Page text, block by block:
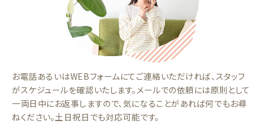
お電話あるいはWEBフォームにてご連絡いただければ、スタッフ
がスケジュールを確認いたします。メールでの依頼には原則として
一両日中にお返事しますので、気になることがあれば何でもお尋
ねください。土日祝日でも対応可能です。